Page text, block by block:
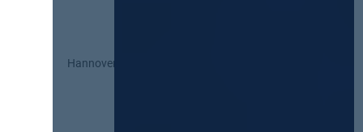
Hannover